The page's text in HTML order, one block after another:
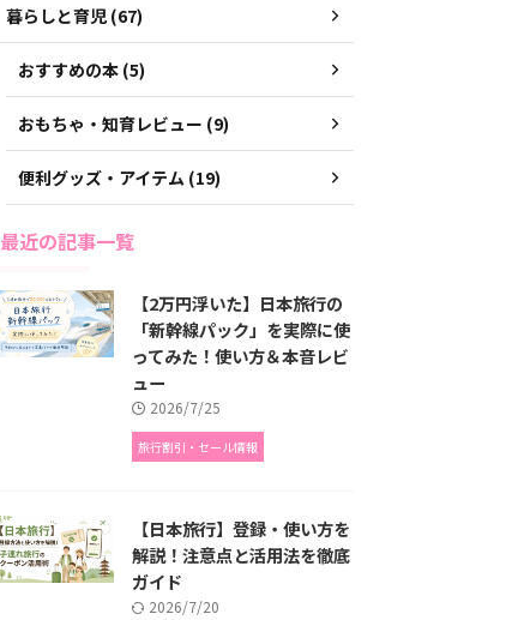
暮らしと育児 (67)
おすすめの本 (5)
おもちゃ・知育レビュー (9)
便利グッズ・アイテム (19)
最近の記事一覧
【2万円浮いた】日本旅行の
「新幹線パック」を実際に使
ってみた！使い方＆本音レビ
ュー
2026/7/25
旅行割引・セール情報
【日本旅行】登録・使い方を
解説！注意点と活用法を徹底
ガイド
2026/7/20